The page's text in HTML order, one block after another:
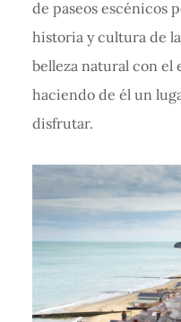
de paseos escénicos
historia y cultura de
belleza natural con el
haciendo de él un
disfrutar.